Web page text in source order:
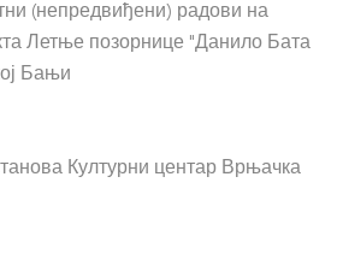
(непредвиђени) радови на
Летње позорнице "Данило Бата
Бањи
Културни центар Врњачка